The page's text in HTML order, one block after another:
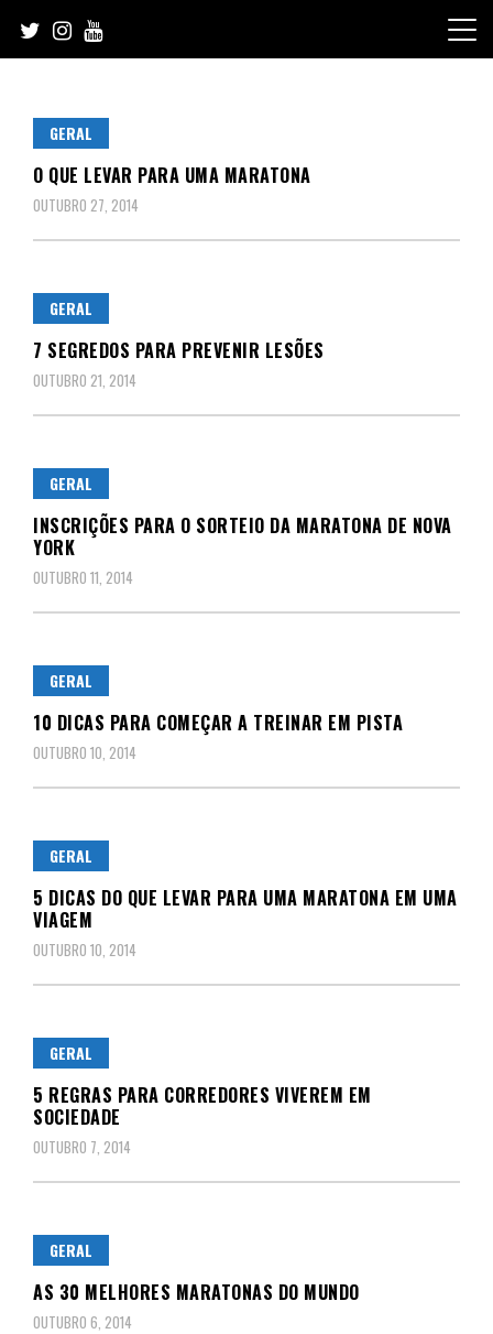
content
GERAL
O QUE LEVAR PARA UMA MARATONA
OUTUBRO 27, 2014
GERAL
7 SEGREDOS PARA PREVENIR LESÕES
OUTUBRO 21, 2014
GERAL
INSCRIÇÕES PARA O SORTEIO DA MARATONA DE NOVA
YORK
OUTUBRO 11, 2014
GERAL
10 DICAS PARA COMEÇAR A TREINAR EM PISTA
OUTUBRO 10, 2014
GERAL
5 DICAS DO QUE LEVAR PARA UMA MARATONA EM UMA
VIAGEM
OUTUBRO 10, 2014
GERAL
5 REGRAS PARA CORREDORES VIVEREM EM
SOCIEDADE
OUTUBRO 7, 2014
GERAL
AS 30 MELHORES MARATONAS DO MUNDO
OUTUBRO 6, 2014